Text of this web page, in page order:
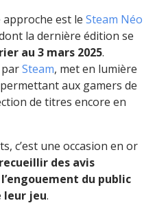
approche est le Steam Néo
la dernière édition se
au 3 mars 2025.
Steam, met en lumière
aux gamers de
de titres encore en
c’est une occasion en or
des avis
du public
leur jeu.